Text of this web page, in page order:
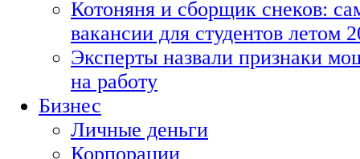
Котоняня и сборщик снеков:
вакансии для студентов летом
Эксперты назвали признаки
на работу
Бизнес
Личные деньги
Корпорации